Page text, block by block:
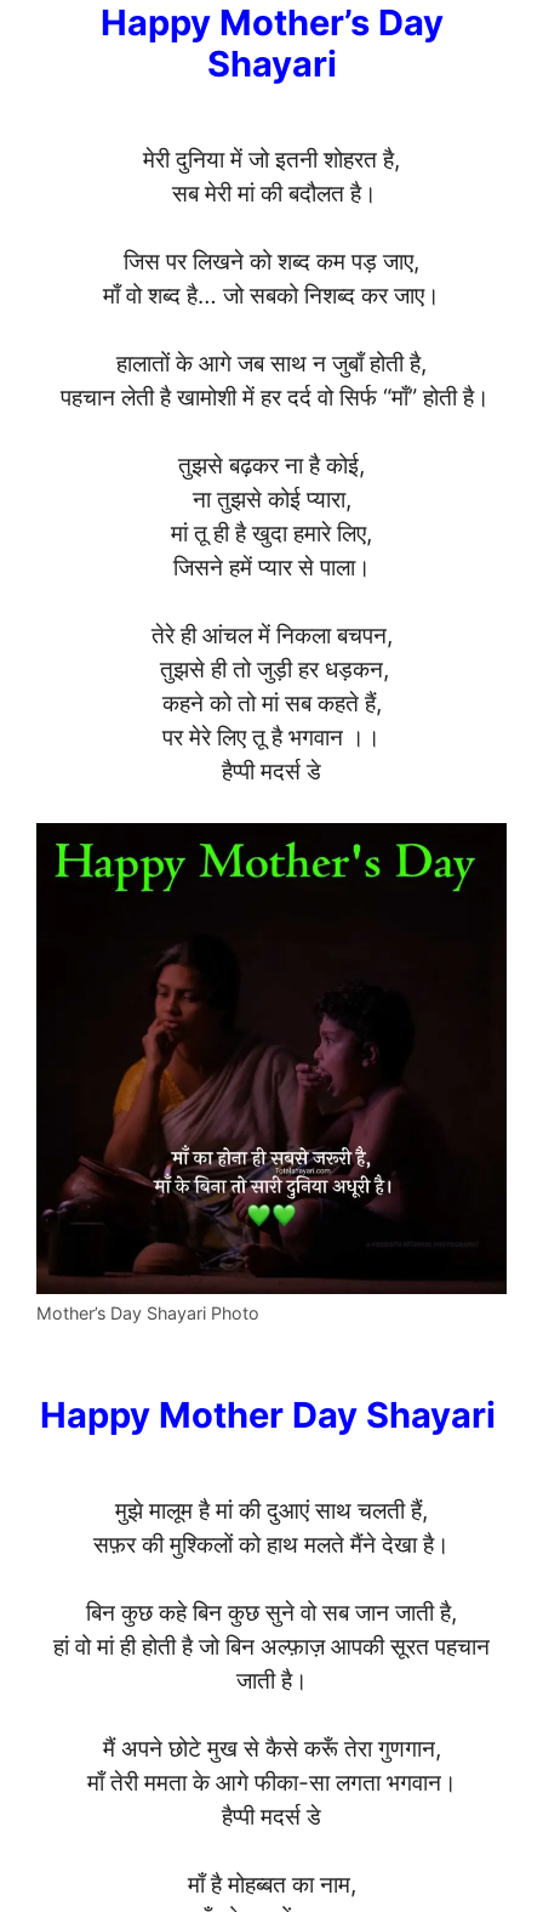
Happy Mother’s Day
Shayari
मेरी दुनिया में जो इतनी शोहरत है,
सब मेरी मां की बदौलत है।
जिस पर लिखने को शब्द कम पड़ जाए,
माँ वो शब्द है… जो सबको निशब्द कर जाए।
हालातों के आगे जब साथ न जुबाँ होती है,
पहचान लेती है खामोशी में हर दर्द वो सिर्फ “माँ” होती है।
तुझसे बढ़कर ना है कोई,
ना तुझसे कोई प्यारा,
मां तू ही है खुदा हमारे लिए,
जिसने हमें प्यार से पाला।
तेरे ही आंचल में निकला बचपन,
तुझसे ही तो जुड़ी हर धड़कन,
कहने को तो मां सब कहते हैं,
पर मेरे लिए तू है भगवान ।।
हैप्पी मदर्स डे
Mother’s Day Shayari Photo
Happy Mother Day Shayari
मुझे मालूम है मां की दुआएं साथ चलती हैं,
सफ़र की मुश्किलों को हाथ मलते मैंने देखा है।
बिन कुछ कहे बिन कुछ सुने वो सब जान जाती है,
हां वो मां ही होती है जो बिन अल्फ़ाज़ आपकी सूरत पहचान
जाती है।
मैं अपने छोटे मुख से कैसे करूँ तेरा गुणगान,
माँ तेरी ममता के आगे फीका-सा लगता भगवान।
हैप्पी मदर्स डे
माँ है मोहब्बत का नाम,